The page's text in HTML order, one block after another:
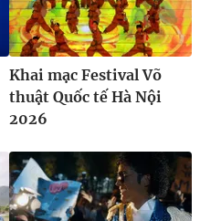
Khai mạc Festival Võ
thuật Quốc tế Hà Nội
2026